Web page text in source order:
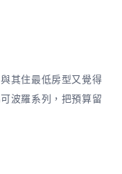
其住最低房型又覺得
波羅系列，把預算留